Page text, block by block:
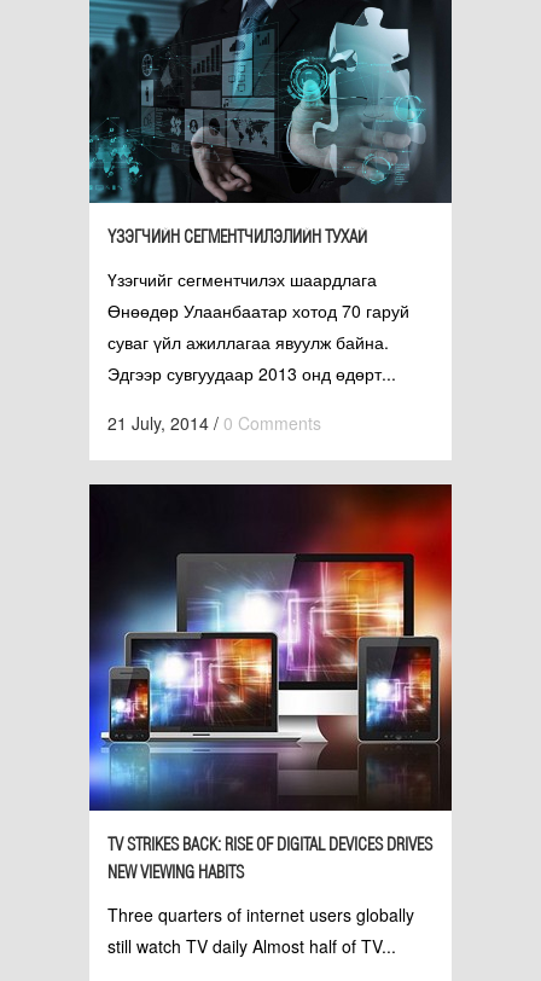
ҮЗЭГЧИЙН СЕГМЕНТЧИЛЭЛИЙН ТУХАЙ
Үзэгчийг сегментчилэх шаардлага
Өнөөдөр Улаанбаатар хотод 70 гаруй
суваг үйл ажиллагаа явуулж байна.
Эдгээр сувгуудаар 2013 онд өдөрт...
21 July, 2014 / 0 Comments
TV STRIKES BACK: RISE OF DIGITAL DEVICES DRIVES
NEW VIEWING HABITS
Three quarters of internet users globally
still watch TV daily Almost half of TV...